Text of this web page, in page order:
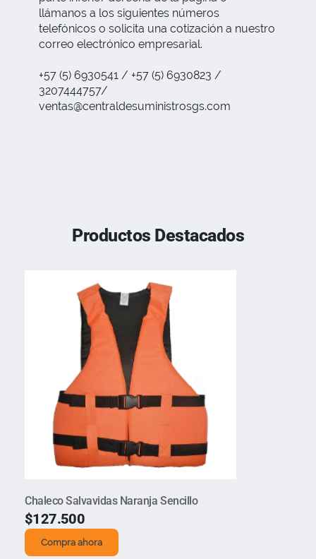
llámanos a los siguientes números
telefónicos o solicita una cotización a nuestro
correo electrónico empresarial.
+57 (5) 6930541 / +57 (5) 6930823 /
3207444757/
ventas@centraldesuministrosgs.com
Productos Destacados
Chaleco Salvavidas Naranja Sencillo
$127.500
Compra ahora